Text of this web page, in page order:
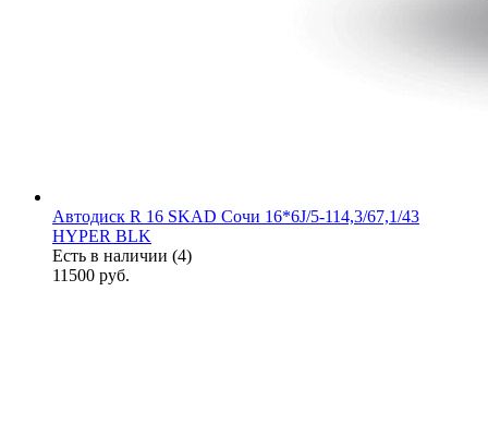
Автодиск R 16 SKAD Сочи 16*6J/5-114,3/67,1/43
HYPER BLK
Есть в наличии (4)
11500 руб.